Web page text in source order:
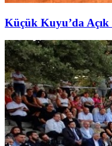
Küçük Kuyu’da